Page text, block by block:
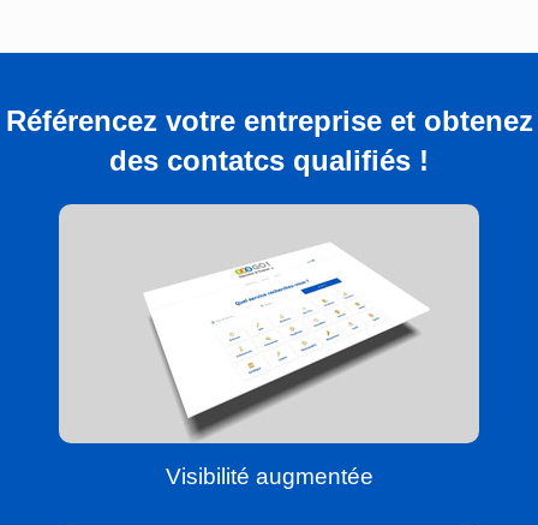
Référencez votre entreprise et obtenez
des contatcs qualifiés !
Visibilité augmentée